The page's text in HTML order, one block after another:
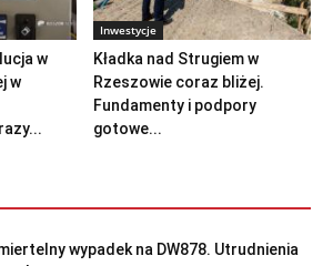
w
w
Inwestycje
Kładka nad Strugiem w
Rzeszowie coraz bliżej.
Fundamenty i podpory
gotowe...
wypadek na DW878. Utrudnienia